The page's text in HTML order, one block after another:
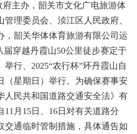
府主办，韶关市文化广电旅游体
理委员会、浈江区人民政府、
，韶关华体体育旅游有限公司运
届穿越丹霞山50公里徒步赛定于
举行、2025“农行杯”环丹霞山自
（星期日）举行。为确保赛事安
人民共和国道路交通安全法》有
11月15日、16日对有关道路分
交通临时管制措施，具体通告如